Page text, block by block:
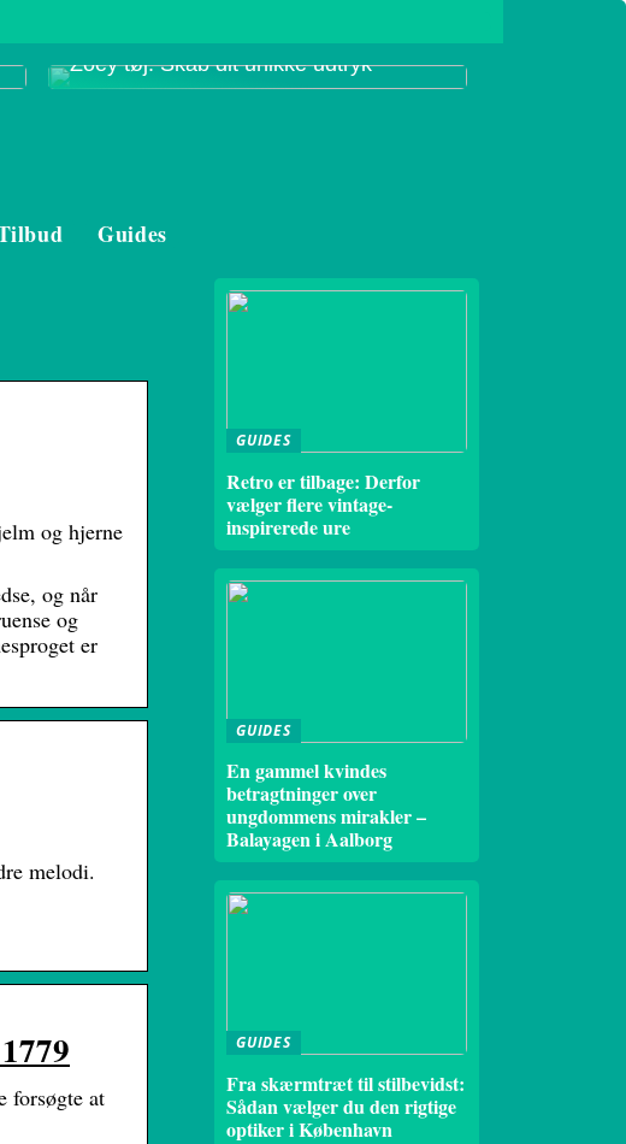
Zoey tøj: Skab dit unikke udtryk
Guides
og hjerne
og når
og
er
melodi.
forsøgte at
GUIDES
Retro er tilbage: Derfor
vælger flere vintage-
inspirerede ure
GUIDES
En gammel kvindes
betragtninger over
ungdommens mirakler –
Balayagen i Aalborg
GUIDES
Fra skærmtræt til stilbevidst:
Sådan vælger du den rigtige
optiker i København